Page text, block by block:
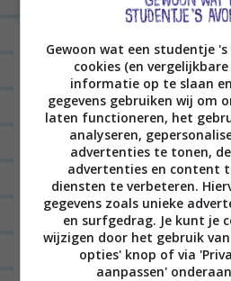
Laat een reactie
Het e-mailadres wordt niet
velden zijn gemarkeerd met*
Gewoon wat een studentje
cookies (en
informatie op te slaan
gegevens gebruiken wij om
laten functioneren, het
analyseren,
advertenties te tonen,
advertenties en content
diensten te verbeteren.
gegevens zoals unieke
en surfgedrag. Je kunt je
wijzigen door het gebruik
opties' knop of via
aanpassen'